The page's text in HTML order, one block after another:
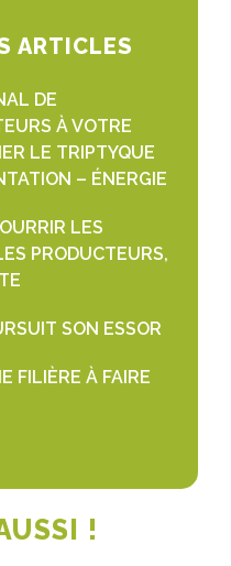
ARTICLES
DE
À VOTRE
LE TRIPTYQUE
– ÉNERGIE
LES
PRODUCTEURS,
SON ESSOR
FILIÈRE À FAIRE
!